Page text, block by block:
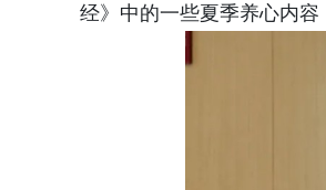
经》中的一些夏季养心内